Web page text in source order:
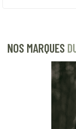
NOS MARQUES